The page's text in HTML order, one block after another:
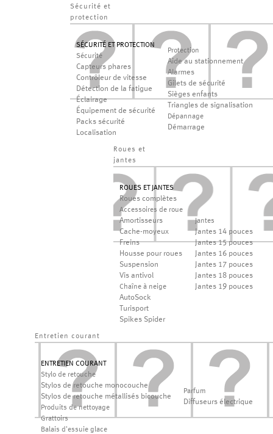
Sécurité et
protection
SÉCURITÉ ET PROTECTION
Sécurité
Capteurs phares
Contrôleur de vitesse
Détection de la fatigue
Éclairage
Équipement de sécurité
Packs sécurité
Localisation
Protection
Aide au stationnement
Alarmes
Gilets de sécurité
Sièges enfants
Triangles de signalisation
Dépannage
Démarrage
Roues et
jantes
ROUES ET JANTES
Roues complètes
Accessoires de roue
Amortisseurs
Cache-moyeux
Freins
Housse pour roues
Suspension
Vis antivol
Chaîne à neige
AutoSock
Turisport
Spikes Spider
Jantes
Jantes 14 pouces
Jantes 15 pouces
Jantes 16 pouces
Jantes 17 pouces
Jantes 18 pouces
Jantes 19 pouces
Entretien courant
ENTRETIEN COURANT
Stylo de retouche
Stylos de retouche monocouche
Stylos de retouche métallisés bicouche
Produits de nettoyage
Grattoirs
Balais d'essuie glace
Parfum
Diffuseurs électrique